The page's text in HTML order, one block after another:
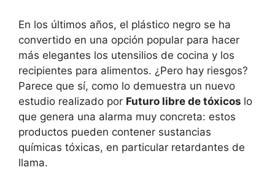
En los últimos años, el plástico negro se ha
convertido en una opción popular para hacer
más elegantes los utensilios de cocina y los
recipientes para alimentos. ¿Pero hay riesgos?
Parece que sí, como lo demuestra un nuevo
estudio realizado por Futuro libre de tóxicos lo
que genera una alarma muy concreta: estos
productos pueden contener sustancias
químicas tóxicas, en particular retardantes de
llama.